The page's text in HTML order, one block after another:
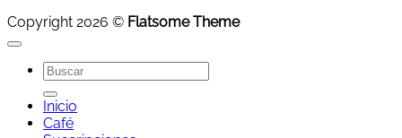
Copyright 2026 © Flatsome Theme
Buscar
por:
Inicio
Café